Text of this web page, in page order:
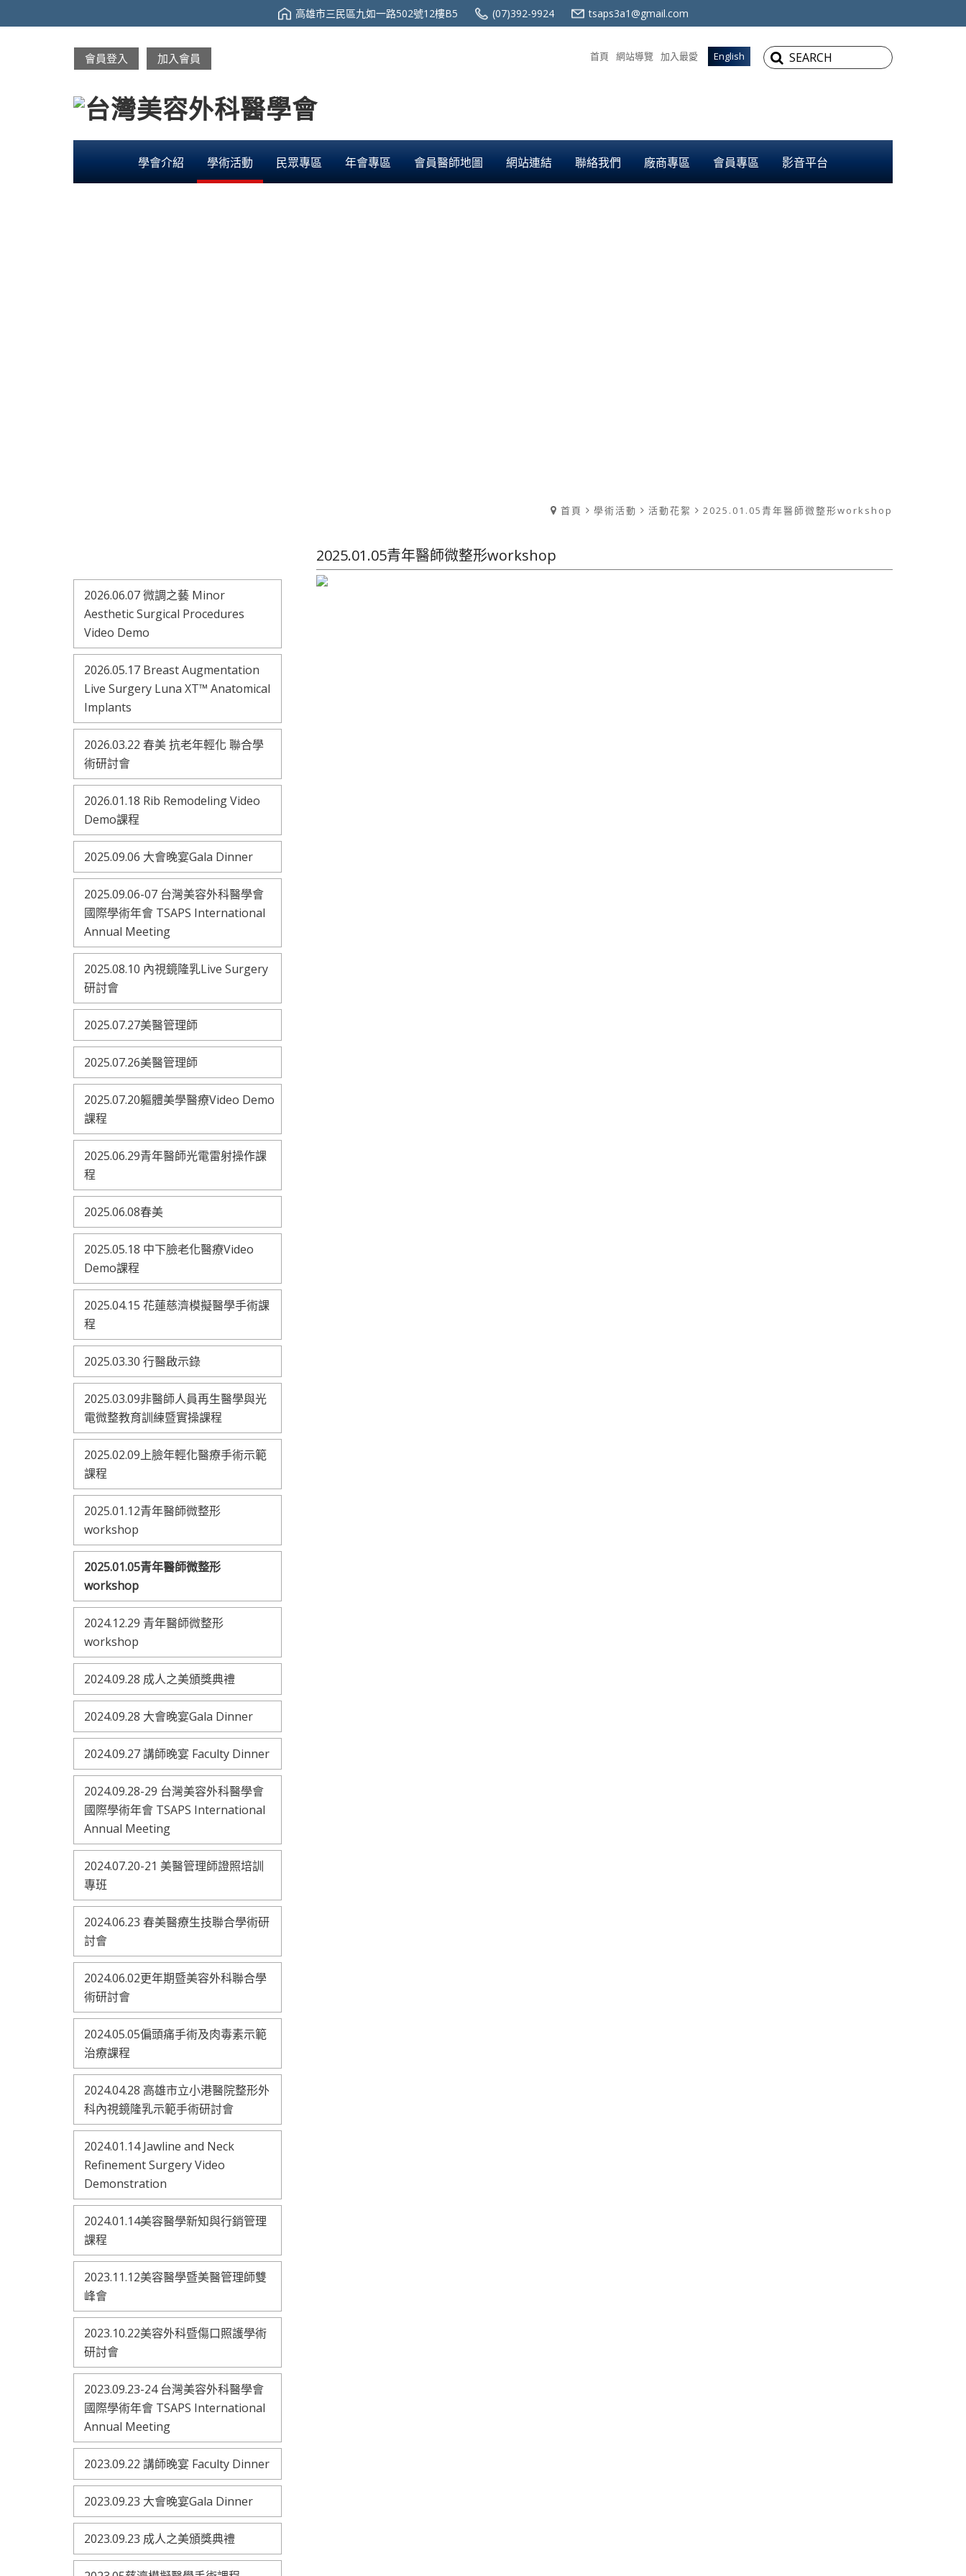
高雄市三民區九如一路502號12樓B5 (07)392-9924 tsaps3a1@gmail.com
首頁 網站導覽 加入最愛 English
會員登入 加入會員
學會介紹 學術活動 民眾專區 年會專區 會員醫師地圖 網站連結 聯絡我們 廠商專區 會員專區 影音平台
首頁 學術活動 活動花絮 2025.01.05青年醫師微整形workshop
2026.06.07 微調之藝 Minor
Aesthetic Surgical Procedures
Video Demo
2026.05.17 Breast Augmentation
Live Surgery Luna XT™ Anatomical
Implants
2026.03.22 春美 抗老年輕化 聯合學
術研討會
2026.01.18 Rib Remodeling Video
Demo課程
2025.09.06 大會晚宴Gala Dinner
2025.09.06-07 台灣美容外科醫學會
國際學術年會 TSAPS International
Annual Meeting
2025.08.10 內視鏡隆乳Live Surgery
研討會
2025.07.27美醫管理師
2025.07.26美醫管理師
2025.07.20軀體美學醫療Video Demo
課程
2025.06.29青年醫師光電雷射操作課
程
2025.06.08春美
2025.05.18 中下臉老化醫療Video
Demo課程
2025.04.15 花蓮慈濟模擬醫學手術課
程
2025.03.30 行醫啟示錄
2025.03.09非醫師人員再生醫學與光
電微整教育訓練暨實操課程
2025.02.09上臉年輕化醫療手術示範
課程
2025.01.12青年醫師微整形
workshop
2025.01.05青年醫師微整形
workshop
2024.12.29 青年醫師微整形
workshop
2024.09.28 成人之美頒獎典禮
2024.09.28 大會晚宴Gala Dinner
2024.09.27 講師晚宴 Faculty Dinner
2024.09.28-29 台灣美容外科醫學會
國際學術年會 TSAPS International
Annual Meeting
2024.07.20-21 美醫管理師證照培訓
專班
2024.06.23 春美醫療生技聯合學術研
討會
2024.06.02更年期暨美容外科聯合學
術研討會
2024.05.05偏頭痛手術及肉毒素示範
治療課程
2024.04.28 高雄市立小港醫院整形外
科內視鏡隆乳示範手術研討會
2024.01.14 Jawline and Neck
Refinement Surgery Video
Demonstration
2024.01.14美容醫學新知與行銷管理
課程
2023.11.12美容醫學暨美醫管理師雙
峰會
2023.10.22美容外科暨傷口照護學術
研討會
2023.09.23-24 台灣美容外科醫學會
國際學術年會 TSAPS International
Annual Meeting
2023.09.22 講師晚宴 Faculty Dinner
2023.09.23 大會晚宴Gala Dinner
2023.09.23 成人之美頒獎典禮
2025.01.05青年醫師微整形workshop